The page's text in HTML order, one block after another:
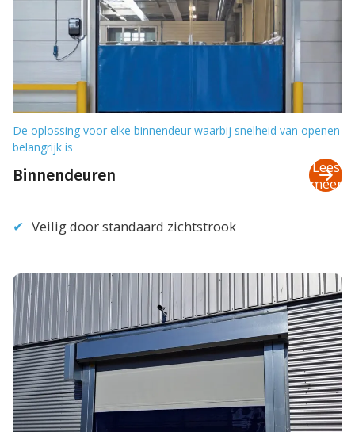
Binnendeuren
De oplossing voor elke binnendeur waarbij snelheid van openen
belangrijk is
Veilig door standaard zichtstrook
Lees
meer